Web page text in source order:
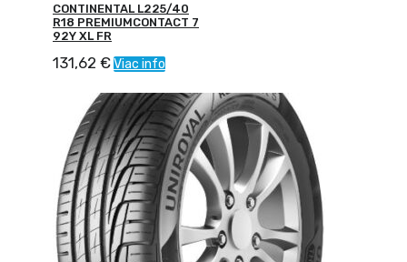
CONTINENTAL L225/40
R18 PREMIUMCONTACT 7
92Y XL FR
131,62 €Viac info